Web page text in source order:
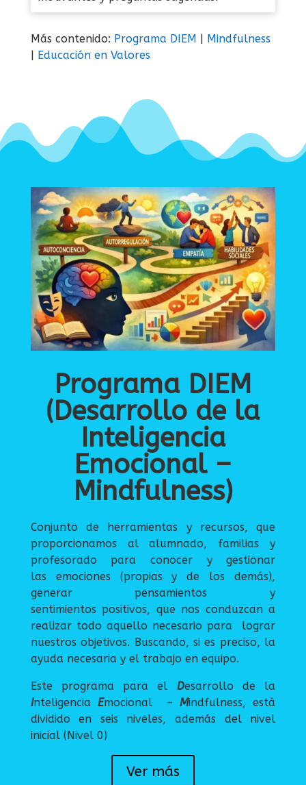
Más contenido: Programa DIEM | Mindfulness
| Educación en Valores
Programa DIEM
(Desarrollo de la
Inteligencia
Emocional –
Mindfulness)
Conjunto de herramientas y recursos, que
proporcionamos al alumnado, familias y
profesorado para conocer y gestionar
las emociones (propias y de los demás),
generar pensamientos y
sentimientos positivos, que nos conduzcan a
realizar todo aquello necesario para lograr
nuestros objetivos. Buscando, si es preciso, la
ayuda necesaria y el trabajo en equipo.
Este programa para el Desarrollo de la
InteligenciaEmocional – Mindfulness, está
dividido en seis niveles, además del nivel
inicial (Nivel 0)
Ver más